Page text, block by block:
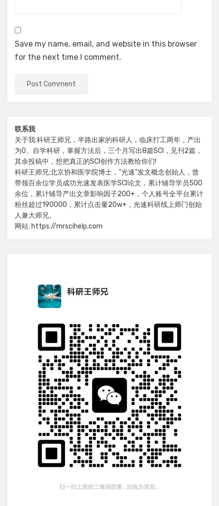
Save my name, email, and website in this browser
for the next time I comment.
联系我
关于我:科研王师兄，半路出家的科研人，临床打工两年，产出
为0。自学科研，掌握方法后，三个月写出8篇SCI，见刊2篇，
其余投稿中，想把真正的SCI创作方法教给你们!
科研王师兄:北京协和医学院博士，"光速"发文概念创始人，曾
带领百余位学员成功光速发表医学SCI论文，累计辅导学员500
余位，累计辅导产出文章影响因子200+，个人账号全平台累计
粉丝超过190000，累计点击量20w+，光速科研线上师门创始
人兼大师兄。
网站: https://mrscihelp.com